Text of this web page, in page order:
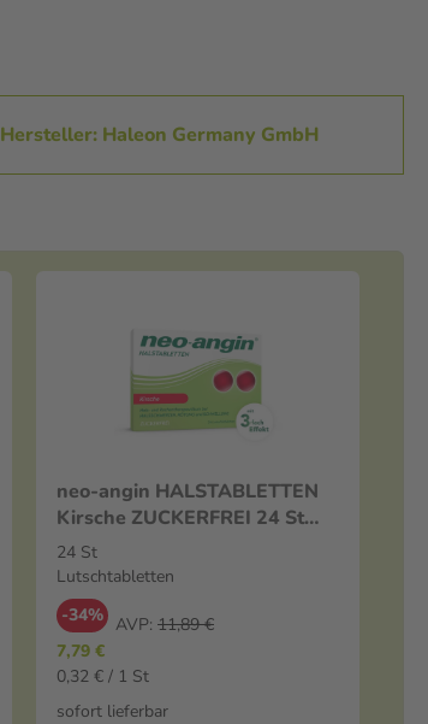
Hersteller: Haleon Germany GmbH
neo-angin HALSTABLETTEN
Kirsche ZUCKERFREI 24 St
Lutschtabletten
24 St
Lutschtabletten
-34% AVP: 11,89 €
7,79 €
0,32 € / 1 St
sofort lieferbar